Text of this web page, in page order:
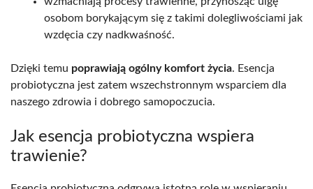
osobom borykającym się z takimi dolegliwościami jak
wzdęcia czy nadkwaśność.
Dzięki temu poprawiają ogólny komfort życia. Esencja
probiotyczna jest zatem wszechstronnym wsparciem dla
naszego zdrowia i dobrego samopoczucia.
Jak esencja probiotyczna wspiera
trawienie?